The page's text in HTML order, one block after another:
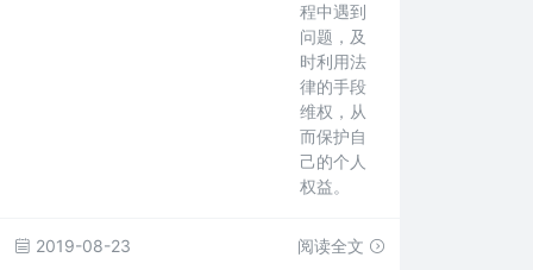
程中遇到
问题，及
时利用法
律的手段
维权，从
而保护自
己的个人
权益。
2019-08-23 阅读全文